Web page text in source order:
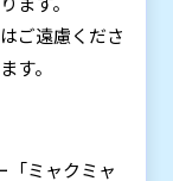
ご遠慮くださ
す。
「ミャクミャ